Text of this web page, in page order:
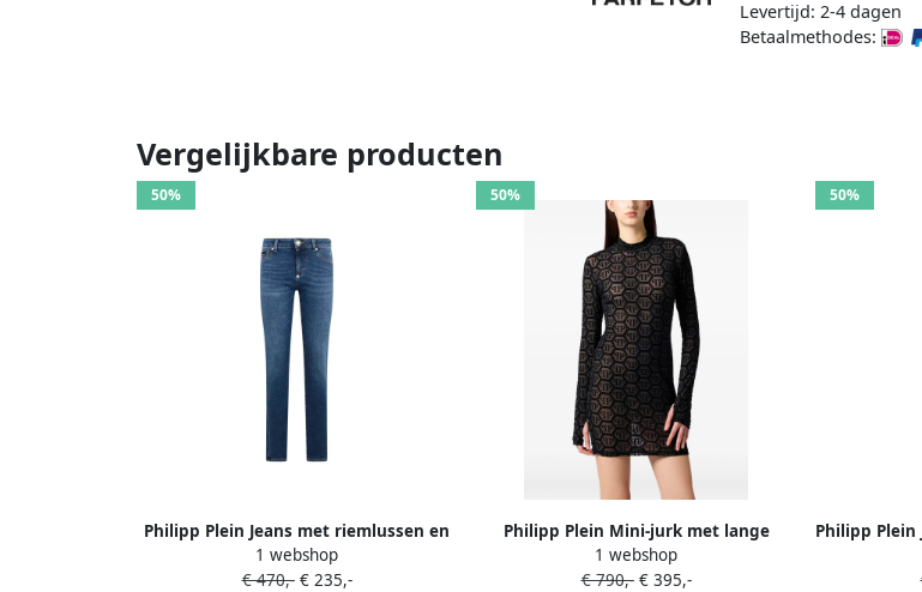
Levertijd: 2-4 dagen
Betaalmethodes:
Vergelijkbare producten
50%
Philipp Plein Jeans met riemlussen en
zak Blauw
1 webshop
€ 470,-€ 235,-
50%
Philipp Plein Mini-jurk met lange
mouwen Zwart
1 webshop
€ 790,-€ 395,-
50%
Philipp Plein